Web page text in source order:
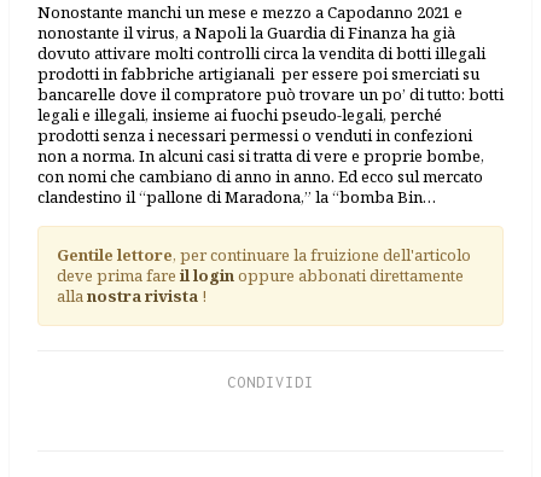
Nonostante manchi un mese e mezzo a Capodanno 2021 e
nonostante il virus, a Napoli la Guardia di Finanza ha già
dovuto attivare molti controlli circa la vendita di botti illegali
prodotti in fabbriche artigianali per essere poi smerciati su
bancarelle dove il compratore può trovare un po’ di tutto: botti
legali e illegali, insieme ai fuochi pseudo-legali, perché
prodotti senza i necessari permessi o venduti in confezioni
non a norma. In alcuni casi si tratta di vere e proprie bombe,
con nomi che cambiano di anno in anno. Ed ecco sul mercato
clandestino il “pallone di Maradona,” la “bomba Bin…
Gentile lettore, per continuare la fruizione dell'articolo
deve prima fare il loginoppure abbonati direttamente
allanostra rivista !
CONDIVIDI